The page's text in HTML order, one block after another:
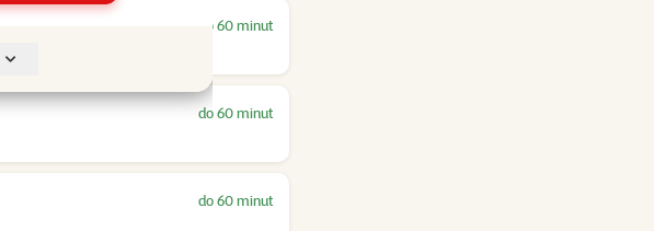
do 60 minut
do 60 minut
do 60 minut